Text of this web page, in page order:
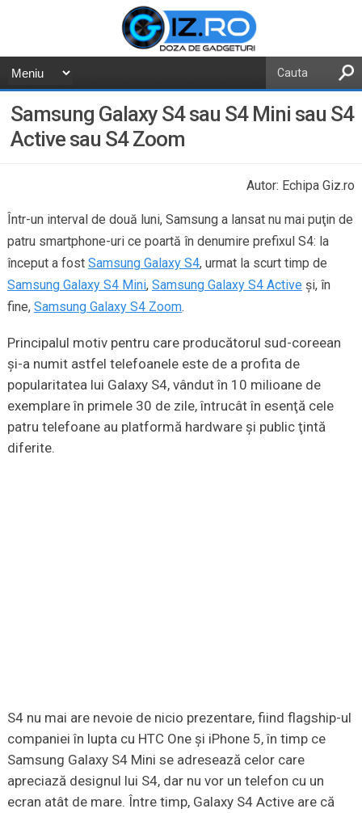
Samsung Galaxy S4 sau S4 Mini sau S4
Active sau S4 Zoom
Autor: Echipa Giz.ro
Într-un interval de două luni, Samsung a lansat nu mai puţin de
patru smartphone-uri ce poartă în denumire prefixul S4: la
început a fost Samsung Galaxy S4, urmat la scurt timp de
Samsung Galaxy S4 Mini, Samsung Galaxy S4 Active şi, în
fine, Samsung Galaxy S4 Zoom.
Principalul motiv pentru care producătorul sud-coreean
şi-a numit astfel telefoanele este de a profita de
popularitatea lui Galaxy S4, vândut în 10 milioane de
exemplare în primele 30 de zile, întrucât în esenţă cele
patru telefoane au platformă hardware şi public ţintă
diferite.
S4 nu mai are nevoie de nicio prezentare, fiind flagship-ul
companiei în lupta cu HTC One şi iPhone 5, în timp ce
Samsung Galaxy S4 Mini se adresează celor care
apreciază designul lui S4, dar nu vor un telefon cu un
ecran atât de mare. Între timp, Galaxy S4 Active are că